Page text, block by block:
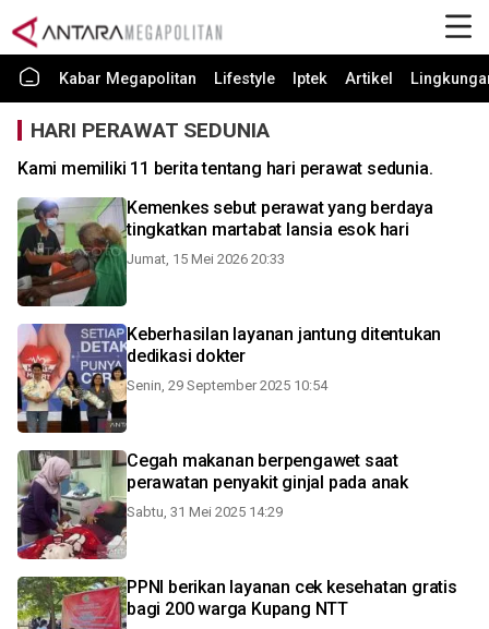
Kabar Megapolitan Lifestyle Iptek Artikel
HARI PERAWAT SEDUNIA
Kami memiliki 11 berita tentang hari perawat sedunia.
Kemenkes sebut perawat yang berdaya
tingkatkan martabat lansia esok hari
Jumat, 15 Mei 2026 20:33
Keberhasilan layanan jantung ditentukan
dedikasi dokter
Senin, 29 September 2025 10:54
Cegah makanan berpengawet saat
perawatan penyakit ginjal pada anak
Sabtu, 31 Mei 2025 14:29
PPNI berikan layanan cek kesehatan gratis
bagi 200 warga Kupang NTT